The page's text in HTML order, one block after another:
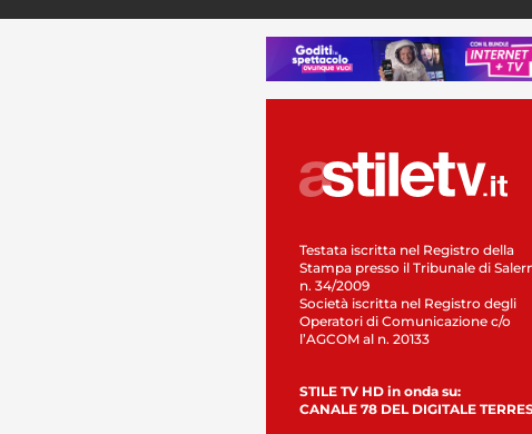
Testata iscritta nel Registro della
Stampa presso il Tribunale di
n. 34/2009
Società iscritta nel Registro degli
Operatori di Comunicazione c/o
l’AGCOM al n. 20133
STILE TV HD in onda su:
CANALE 78 DEL DIGITALE